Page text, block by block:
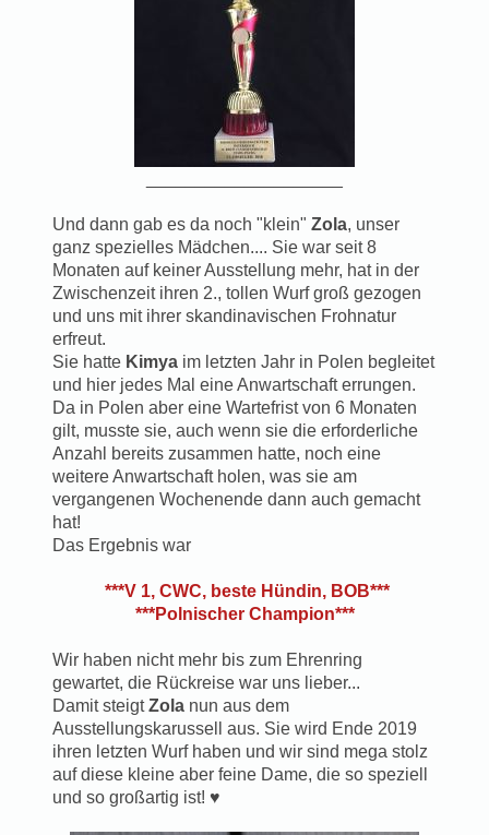
Und dann gab es da noch "klein" Zola, unser
ganz spezielles Mädchen.... Sie war seit 8
Monaten auf keiner Ausstellung mehr, hat in der
Zwischenzeit ihren 2., tollen Wurf groß gezogen
und uns mit ihrer skandinavischen Frohnatur
erfreut.
Sie hatte Kimya im letzten Jahr in Polen begleitet
und hier jedes Mal eine Anwartschaft errungen.
Da in Polen aber eine Wartefrist von 6 Monaten
gilt, musste sie, auch wenn sie die erforderliche
Anzahl bereits zusammen hatte, noch eine
weitere Anwartschaft holen, was sie am
vergangenen Wochenende dann auch gemacht
hat!
Das Ergebnis war
***V 1, CWC, beste Hündin, BOB***
***Polnischer Champion***
Wir haben nicht mehr bis zum Ehrenring
gewartet, die Rückreise war uns lieber...
Damit steigtZola nun aus dem
Ausstellungskarussell aus. Sie wird Ende 2019
ihren letzten Wurf haben und wir sind mega stolz
auf diese kleine aber feine Dame, die so speziell
und so großartig ist! ♥